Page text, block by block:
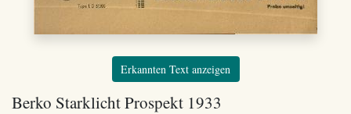
Erkannten Text anzeigen
Berko Starklicht Prospekt 1933